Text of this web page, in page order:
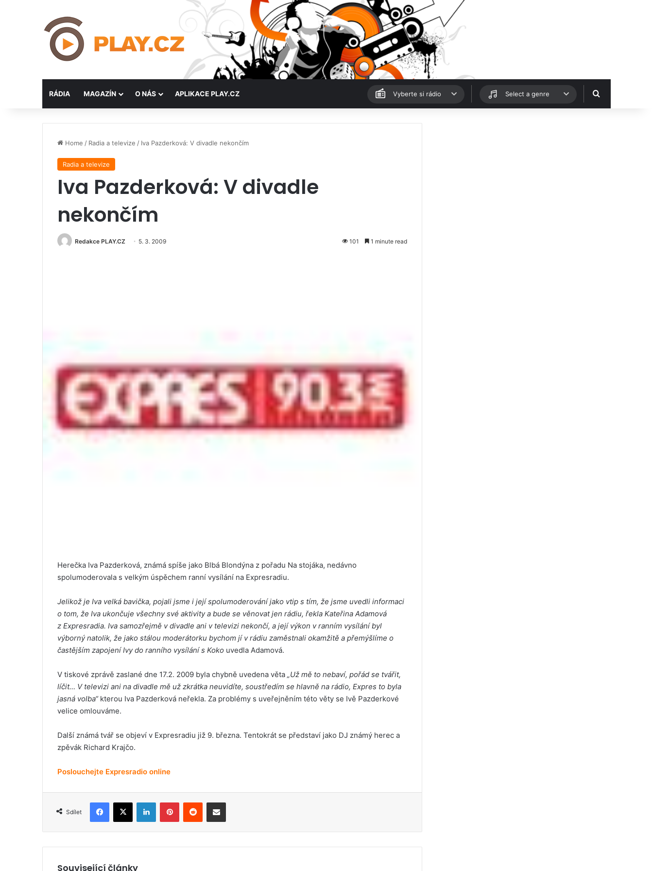
RÁDIA MAGAZÍN O NÁS APLIKACE PLAY.CZ Vyberte si rádio Select a genre Hledat
Home / Radia a televize / Iva Pazderková: V divadle nekončím
Radia a televize
Iva Pazderková: V divadle
nekončím
Redakce PLAY.CZ 5. 3. 2009 101 1 minute read
Herečka Iva Pazderková, známá spíše jako Blbá Blondýna z pořadu Na stojáka, nedávno
spolumoderovala s velkým úspěchem ranní vysílání na Expresradiu.
Jelikož je Iva velká bavička, pojali jsme i její spolumoderování jako vtip s tím, že jsme uvedli informaci
o tom, že Iva ukončuje všechny své aktivity a bude se věnovat jen rádiu, řekla Kateřina Adamová
z Expresradia. Iva samozřejmě v divadle ani v televizi nekončí, a její výkon v ranním vysílání byl
výborný natolik, že jako stálou moderátorku bychom jí v rádiu zaměstnali okamžitě a přemýšlíme o
častějším zapojení Ivy do ranního vysílání s Koko uvedla Adamová.
V tiskové zprávě zaslané dne 17.2. 2009 byla chybně uvedena věta „Už mě to nebaví, pořád se tvářit,
líčit… V televizi ani na divadle mě už zkrátka neuvidíte, soustředím se hlavně na rádio, Expres to byla
jasná volba“ kterou Iva Pazderková neřekla. Za problémy s uveřejněním této věty se Ivě Pazderkové
velice omlouváme.
Další známá tvář se objeví v Expresradiu již 9. března. Tentokrát se představí jako DJ známý herec a
zpěvák Richard Krajčo.
Poslouchejte Expresradio online
Sdílet
Související články